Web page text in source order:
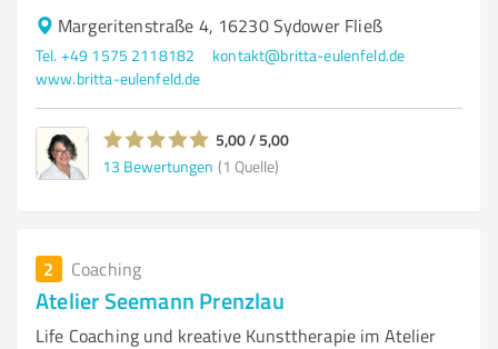
Margeritenstraße 4, 16230 Sydower Fließ
Tel. +49 1575 2118182
kontakt@britta-eulenfeld.de
www.britta-eulenfeld.de
5,00 / 5,00
13 Bewertungen (1 Quelle)
2 Coaching
Atelier Seemann Prenzlau
Life Coaching und kreative Kunsttherapie im Atelier